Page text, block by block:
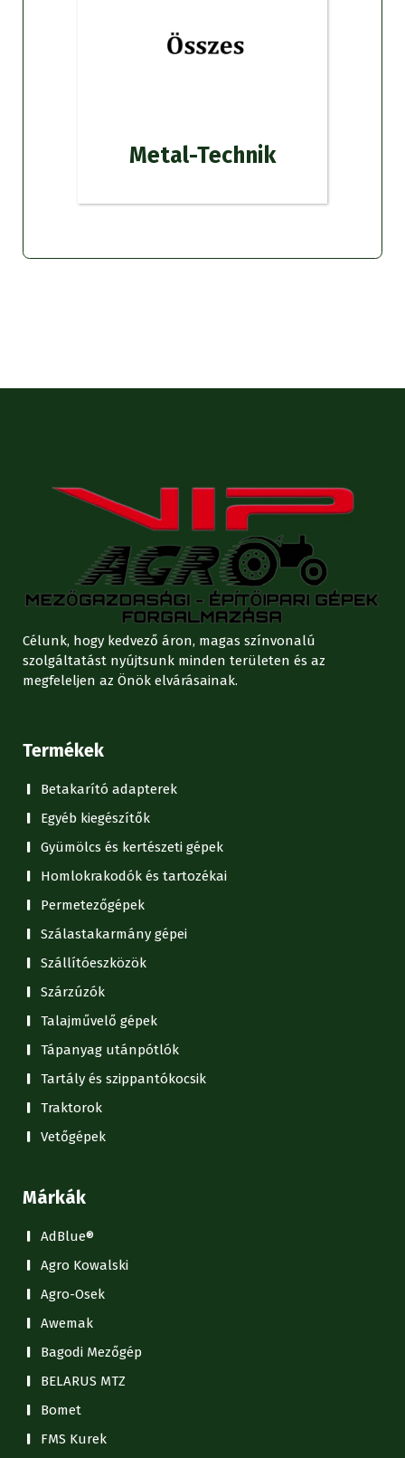
Metal-Technik
Célunk, hogy kedvező áron, magas színvonalú
szolgáltatást nyújtsunk minden területen és az
megfeleljen az Önök elvárásainak.
Termékek
Betakarító adapterek
Egyéb kiegészítők
Gyümölcs és kertészeti gépek
Homlokrakodók és tartozékai
Permetezőgépek
Szálastakarmány gépei
Szállítóeszközök
Szárzúzók
Talajművelő gépek
Tápanyag utánpótlók
Tartály és szippantókocsik
Traktorok
Vetőgépek
Márkák
AdBlue®
Agro Kowalski
Agro-Osek
Awemak
Bagodi Mezőgép
BELARUS MTZ
Bomet
FMS Kurek